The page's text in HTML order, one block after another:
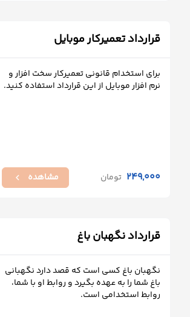
قرارداد تعمیرکار موبایل
برای استخدام قانونی تعمیرکار سخت افزار و
نرم افزار موبایل از این قرارداد استفاده کنید.
249,000 تومان مشاهده chevron_left
قرارداد نگهبان باغ
نگهبان باغ کسی است که قصد دارد نگهبانی
باغ شما را به عهده بگیرد و روابط او با شما،
روابط استخدامی است.